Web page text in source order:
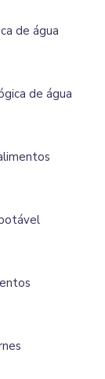
de água
de água